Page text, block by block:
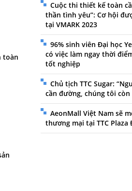
toàn
Cuộc thi thiết kế toàn
thần tình yêu”: Cơ hội
tại VMARK 2023
96% sinh viên Đại học
có việc làm ngay thời
tốt nghiệp
Chủ tịch TTC Sugar:
cần đường, chúng tôi còn
AeonMall Việt Nam sẽ
thương mại tại TTC Plaza